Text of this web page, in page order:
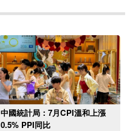
中國統計局：7月CPI溫和上漲
0.5% PPI同比